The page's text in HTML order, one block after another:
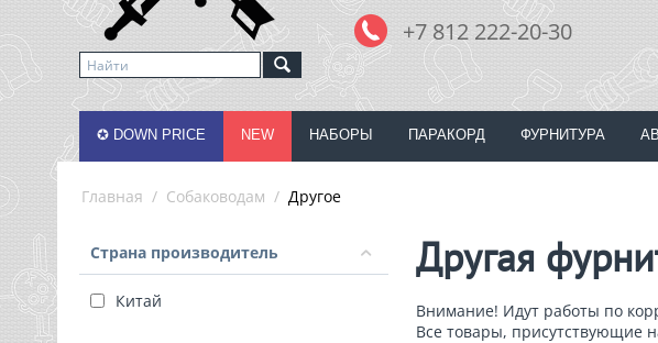
+7 812 222-20-30
✪ DOWN PRICE NEW НАБОРЫ ПАРАКОРД ФУРНИТУРА
Главная / Собаководам / Другое
Страна производитель
Китай
Другая
Внимание! Идут работы по
Все товары, присутствующие